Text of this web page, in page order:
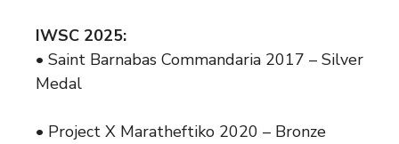
IWSC 2025:
• Saint Barnabas Commandaria 2017 – Silver
Medal
• Project X Maratheftiko 2020 – Bronze